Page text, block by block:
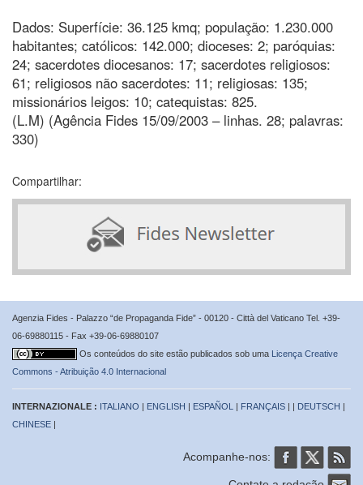
Dados: Superfície: 36.125 kmq; população: 1.230.000
habitantes; católicos: 142.000; dioceses: 2; paróquias:
24; sacerdotes diocesanos: 17; sacerdotes religiosos:
61; religiosos não sacerdotes: 11; religiosas: 135;
missionários leigos: 10; catequistas: 825.
(L.M) (Agência Fides 15/09/2003 – linhas. 28; palavras:
330)
Compartilhar:
Agenzia Fides - Palazzo “de Propaganda Fide” - 00120 - Città del Vaticano Tel. +39-
06-69880115 - Fax +39-06-69880107
Os conteúdos do site estão publicados sob uma Licença Creative
Commons - Atribuição 4.0 Internacional
INTERNAZIONALE : ITALIANO | ENGLISH | ESPAÑOL | FRANÇAIS | | DEUTSCH |
CHINESE |
Acompanhe-nos: